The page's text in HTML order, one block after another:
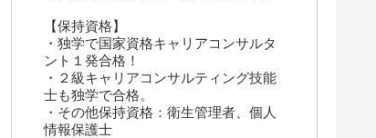
【保持資格】
・独学で国家資格キャリアコンサルタ
ント１発合格！
・２級キャリアコンサルティング技能
士も独学で合格。
・その他保持資格：衛生管理者、個人
情報保護士